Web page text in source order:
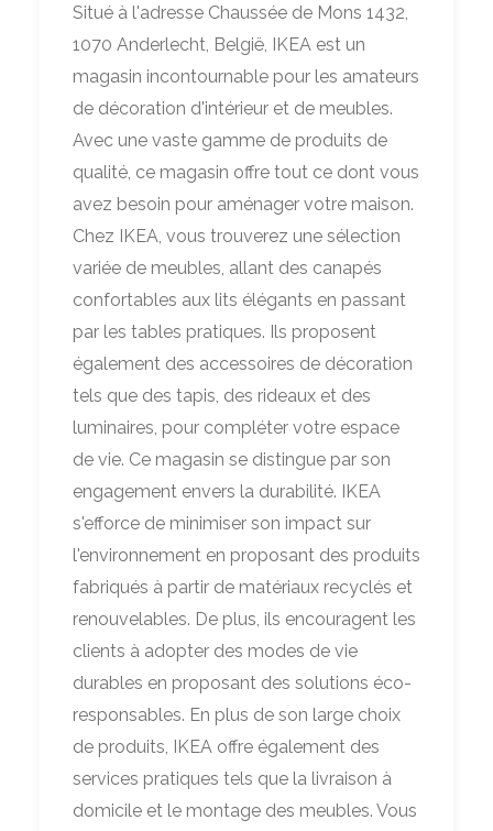
Situé à l'adresse Chaussée de Mons 1432,
1070 Anderlecht, België, IKEA est un
magasin incontournable pour les amateurs
de décoration d'intérieur et de meubles.
Avec une vaste gamme de produits de
qualité, ce magasin offre tout ce dont vous
avez besoin pour aménager votre maison.
Chez IKEA, vous trouverez une sélection
variée de meubles, allant des canapés
confortables aux lits élégants en passant
par les tables pratiques. Ils proposent
également des accessoires de décoration
tels que des tapis, des rideaux et des
luminaires, pour compléter votre espace
de vie. Ce magasin se distingue par son
engagement envers la durabilité. IKEA
s'efforce de minimiser son impact sur
l'environnement en proposant des produits
fabriqués à partir de matériaux recyclés et
renouvelables. De plus, ils encouragent les
clients à adopter des modes de vie
durables en proposant des solutions éco-
responsables. En plus de son large choix
de produits, IKEA offre également des
services pratiques tels que la livraison à
domicile et le montage des meubles. Vous